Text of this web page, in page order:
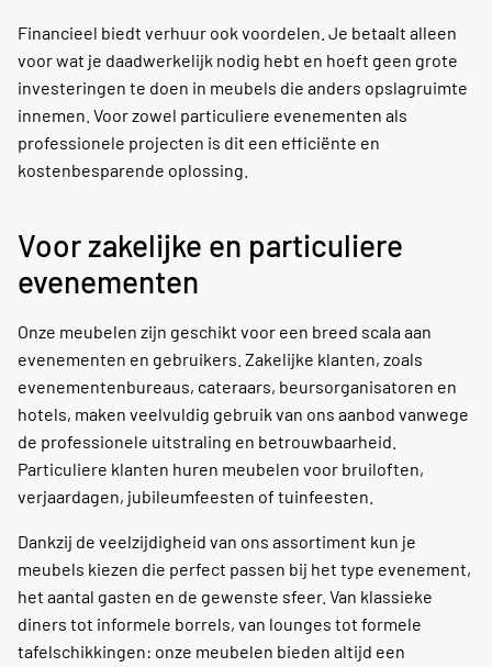
Financieel biedt verhuur ook voordelen. Je betaalt alleen
voor wat je daadwerkelijk nodig hebt en hoeft geen grote
investeringen te doen in meubels die anders opslagruimte
innemen. Voor zowel particuliere evenementen als
professionele projecten is dit een efficiënte en
kostenbesparende oplossing.
Voor zakelijke en particuliere
evenementen
Onze meubelen zijn geschikt voor een breed scala aan
evenementen en gebruikers. Zakelijke klanten, zoals
evenementenbureaus, cateraars, beursorganisatoren en
hotels, maken veelvuldig gebruik van ons aanbod vanwege
de professionele uitstraling en betrouwbaarheid.
Particuliere klanten huren meubelen voor bruiloften,
verjaardagen, jubileumfeesten of tuinfeesten.
Dankzij de veelzijdigheid van ons assortiment kun je
meubels kiezen die perfect passen bij het type evenement,
het aantal gasten en de gewenste sfeer. Van klassieke
diners tot informele borrels, van lounges tot formele
tafelschikkingen: onze meubelen bieden altijd een